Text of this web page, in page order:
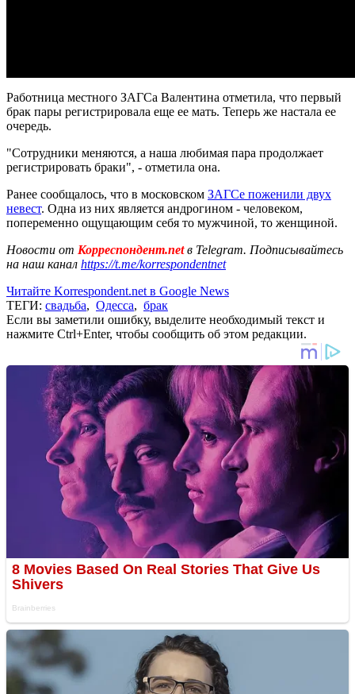
Работница местного ЗАГСа Валентина отметила, что первый
брак пары регистрировала еще ее мать. Теперь же настала ее
очередь.
"Сотрудники меняются, а наша любимая пара продолжает
регистрировать браки", - отметила она.
Ранее сообщалось, что в московском ЗАГСе поженили двух
невест. Одна из них является андрогином - человеком,
попеременно ощущающим себя то мужчиной, то женщиной.
Новости от Корреспондент.netв Telegram. Подписывайтесь
на наш канал https://t.me/korrespondentnet
Читайте Korrespondent.net в Google News
ТЕГИ: свадьба, Одесса, брак
Если вы заметили ошибку, выделите необходимый текст и
нажмите Ctrl+Enter, чтобы сообщить об этом редакции.